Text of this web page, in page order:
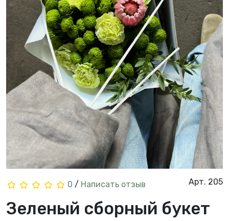
0 / Написать отзыв Арт. 205
Зеленый сборный букет